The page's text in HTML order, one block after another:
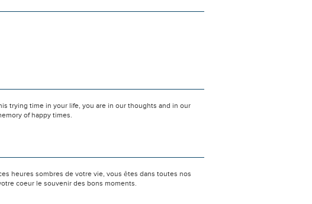
trying time in your life, you are in our thoughts and in our
of happy times.
heures sombres de votre vie, vous êtes dans toutes nos
coeur le souvenir des bons moments.